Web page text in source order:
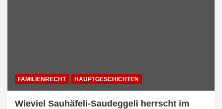
FAMILIENRECHT HAUPTGESCHICHTEN
Wieviel Sauhäfeli-Saudeggeli herrscht im